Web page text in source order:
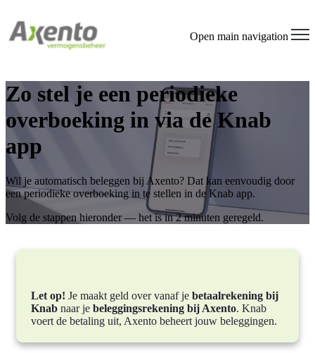
Open main navigation
Zo stel je een periodieke
overboeking in via de Knab
app
Wil je automatisch beleggen bij Axento? Dat kan eenvoudig door
een periodieke overboeking in te stellen in de Knab app.
Volg de stappen hieronder — het is in 2 minuten geregeld.
Let op! Je maakt geld over vanaf je betaalrekening bij
Knab naar je beleggingsrekening bij Axento. Knab
voert de betaling uit, Axento beheert jouw beleggingen.